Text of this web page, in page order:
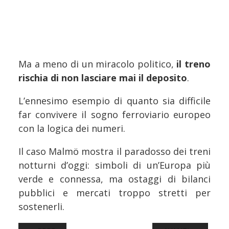
Ma a meno di un miracolo politico, il treno
rischia di non lasciare mai il deposito.
L’ennesimo esempio di quanto sia difficile
far convivere il sogno ferroviario europeo
con la logica dei numeri.
Il caso Malmö mostra il paradosso dei treni
notturni d’oggi: simboli di un’Europa più
verde e connessa, ma ostaggi di bilanci
pubblici e mercati troppo stretti per
sostenerli.